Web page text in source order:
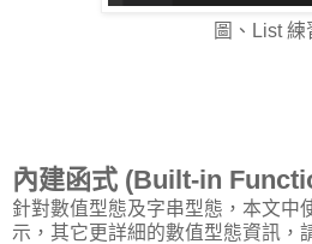
圖、List 練
內建函式 (Built-in
針對數值型態及字串型態，本文中
示，其它更詳細的數值型態資訊，